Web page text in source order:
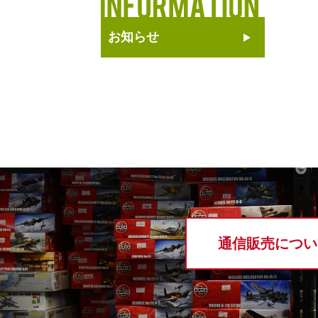
お知らせ
通信販売につ